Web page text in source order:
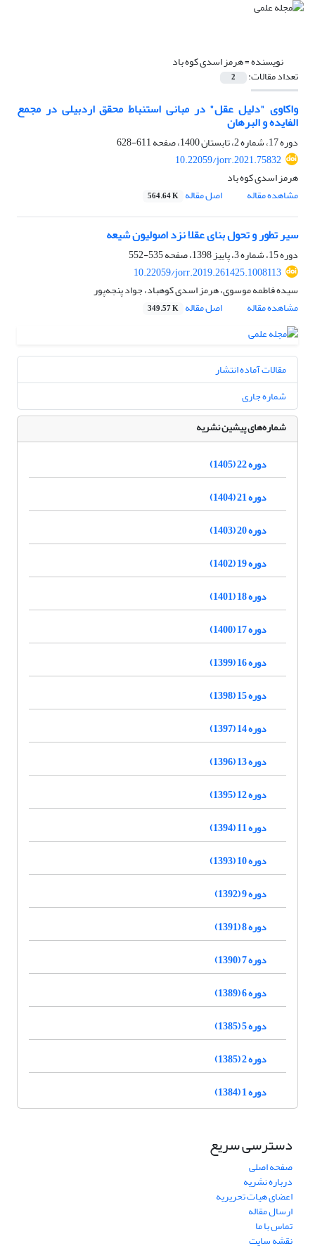
نویسنده =هرمز اسدی کوه باد
تعداد مقالات: 2
واکاوی "دلیل عقل" در مبانی استنباط محقق اردبیلی در مجمع
الفایده و البرهان
دوره 17، شماره 2، تابستان 1400، صفحه
611-628
10.22059/jorr.2021.75832
هرمز اسدی کوه باد
مشاهده مقاله
اصل مقاله 564.64 K
سیر تطور و تحول بنای عقلا نزد اصولیون شیعه
دوره 15، شماره 3، پاییز 1398، صفحه
535-552
10.22059/jorr.2019.261425.1008113
سیده فاطمه موسوی، هرمز اسدی کوهباد، جواد پنجه‌پور
مشاهده مقاله
اصل مقاله 349.57 K
مقالات آماده انتشار
شماره جاری
شماره‌های پیشین نشریه
دوره 22 (1405)
دوره 21 (1404)
دوره 20 (1403)
دوره 19 (1402)
دوره 18 (1401)
دوره 17 (1400)
دوره 16 (1399)
دوره 15 (1398)
دوره 14 (1397)
دوره 13 (1396)
دوره 12 (1395)
دوره 11 (1394)
دوره 10 (1393)
دوره 9 (1392)
دوره 8 (1391)
دوره 7 (1390)
دوره 6 (1389)
دوره 5 (1385)
دوره 2 (1385)
دوره 1 (1384)
دسترسی سریع
صفحه اصلی
درباره نشریه
اعضای هیات تحریریه
ارسال مقاله
تماس با ما
نقشه سایت